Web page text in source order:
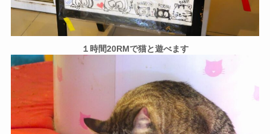
１時間20RMで猫と遊べます